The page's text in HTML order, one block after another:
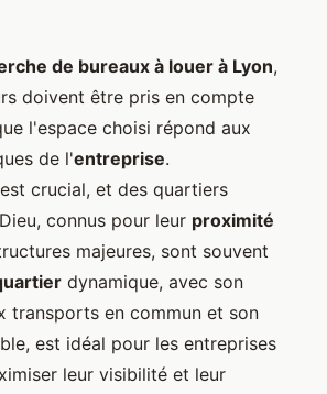
de bureaux à louer à Lyon,
doivent être pris en compte
l'espace choisi répond aux
de l'entreprise.
crucial, et des quartiers
connus pour leur proximité
majeures, sont souvent
dynamique, avec son
transports en commun et son
est idéal pour les entreprises
leur visibilité et leur